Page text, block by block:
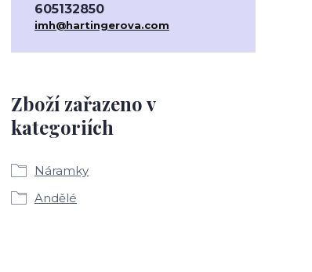
Zboží zařazeno v
kategoriích
Náramky
Andělé
605132850
imh@hartingerova.com